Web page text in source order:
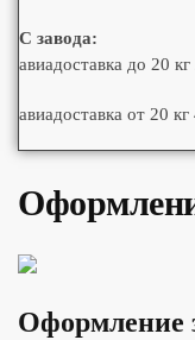
С завода:
авиадоставка до 20
авиадоставка от 20
Оформление